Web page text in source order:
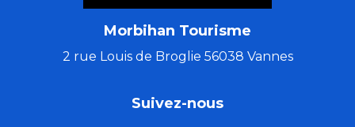
Morbihan Tourisme
2 rue Louis de Broglie 56038 Vannes
Suivez-nous